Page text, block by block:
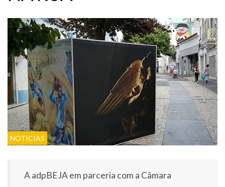
NOTICIAS
A adpBEJA em parceria com a Câmara